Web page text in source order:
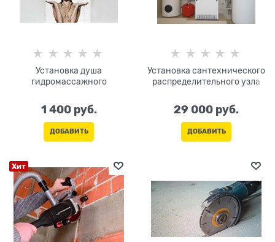
Установка душа
гидромассажного
1 400 руб.
ДОБАВИТЬ
Установка сантехнического
распределительного узла
29 000 руб.
ДОБАВИТЬ
Хит